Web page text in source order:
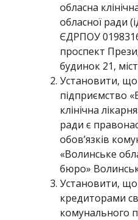
обласна
обласної ради
ЄДРПОУ
проспект
будинок 21,
Установити,
підприємство
клінічна
ради є
обов’язків
«Волинське
бюро»
Установити, що
кредиторами
комунального